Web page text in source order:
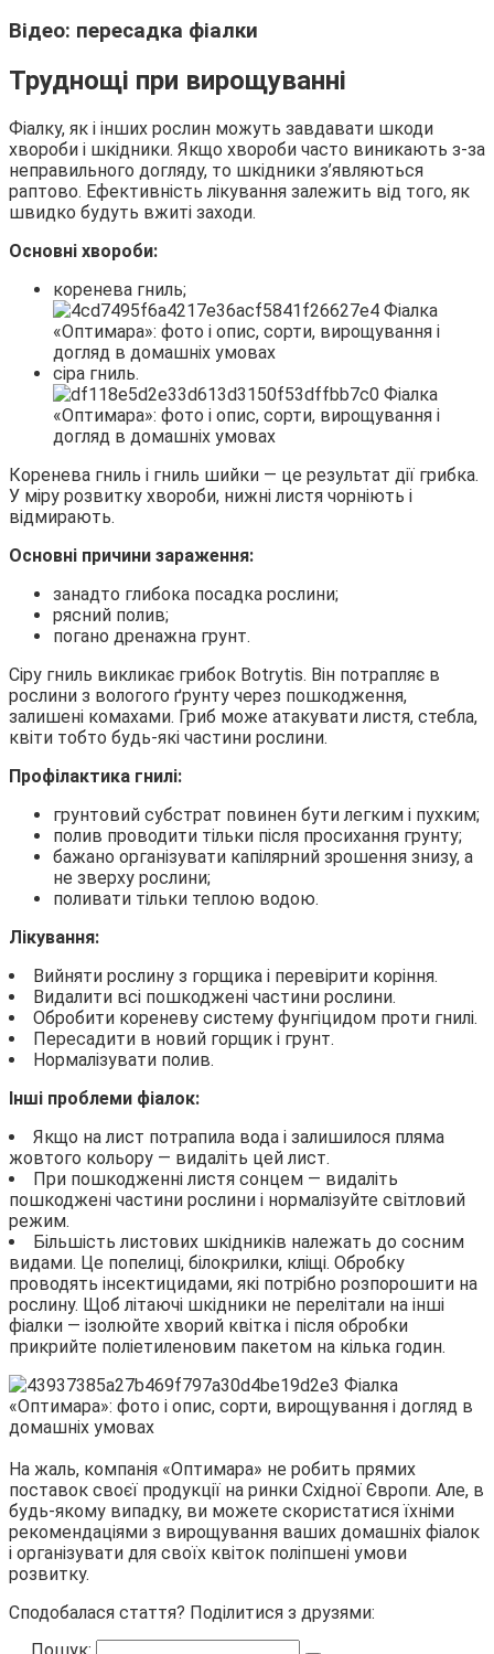
Відео: пересадка фіалки
Труднощі при вирощуванні
Фіалку, як і інших рослин можуть завдавати шкоди
хвороби і шкідники. Якщо хвороби часто виникають з-за
неправильного догляду, то шкідники з’являються
раптово. Ефективність лікування залежить від того, як
швидко будуть вжиті заходи.
Основні хвороби:
коренева гниль;
сіра гниль.
Коренева гниль і гниль шийки — це результат дії грибка.
У міру розвитку хвороби, нижні листя чорніють і
відмирають.
Основні причини зараження:
занадто глибока посадка рослини;
рясний полив;
погано дренажна грунт.
Сіру гниль викликає грибок Botrytis. Він потрапляє в
рослини з вологого ґрунту через пошкодження,
залишені комахами. Гриб може атакувати листя, стебла,
квіти тобто будь-які частини рослини.
Профілактика гнилі:
грунтовий субстрат повинен бути легким і пухким;
полив проводити тільки після просихання грунту;
бажано організувати капілярний зрошення знизу, а
не зверху рослини;
поливати тільки теплою водою.
Лікування:
Вийняти рослину з горщика і перевірити коріння.
Видалити всі пошкоджені частини рослини.
Обробити кореневу систему фунгіцидом проти гнилі.
Пересадити в новий горщик і грунт.
Нормалізувати полив.
Інші проблеми фіалок:
Якщо на лист потрапила вода і залишилося пляма
жовтого кольору — видаліть цей лист.
При пошкодженні листя сонцем — видаліть
пошкоджені частини рослини і нормалізуйте світловий
режим.
Більшість листових шкідників належать до сосним
видами. Це попелиці, білокрилки, кліщі. Обробку
проводять інсектицидами, які потрібно розпорошити на
рослину. Щоб літаючі шкідники не перелітали на інші
фіалки — ізолюйте хворий квітка і після обробки
прикрийте поліетиленовим пакетом на кілька годин.
На жаль, компанія «Оптимара» не робить прямих
поставок своєї продукції на ринки Східної Європи. Але, в
будь-якому випадку, ви можете скористатися їхніми
рекомендаціями з вирощування ваших домашніх фіалок
і організувати для своїх квіток поліпшені умови
розвитку.
Сподобалася стаття? Поділитися з друзями:
Пошук: